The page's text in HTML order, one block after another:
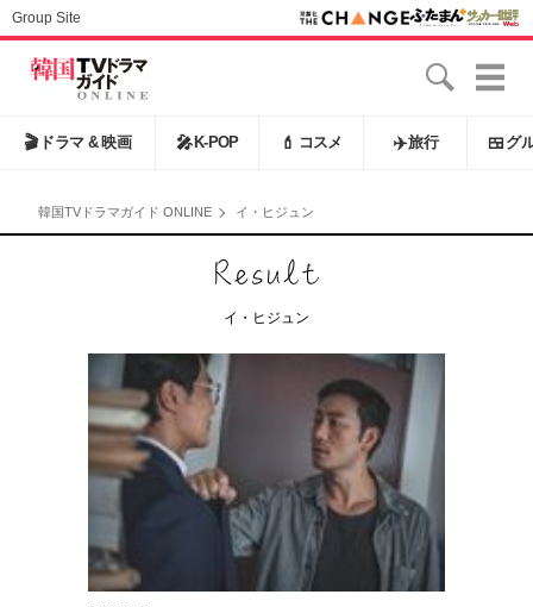
Group Site
🎬 ドラマ & 映画 🎤 K-POP 💄 コスメ ✈️旅行 🍱 グ
韓国TVドラマガイド ONLINE イ・ヒジュン
イ・ヒジュン